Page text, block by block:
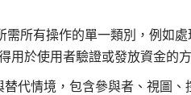
需所有操作的單一類別，例如
用於使用者驗證或發放資金的方
代情境，包含參與者、視圖